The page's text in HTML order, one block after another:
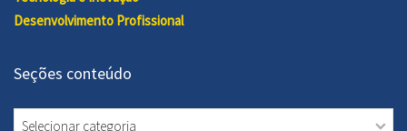
Desenvolvimento Profissional
Seções conteúdo
Seções